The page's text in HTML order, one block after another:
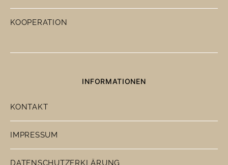
KOOPERATION
INFORMATIONEN
KONTAKT
IMPRESSUM
DATENSCHUTZERKLÄRUNG